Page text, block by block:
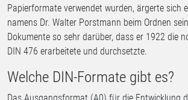
Papierformate verwendet wurden, ärgerte sich
namens Dr. Walter Porstmann beim Ordnen
Dokumente so sehr darüber, dass er 1922 die
DIN 476 erarbeitete und durchsetzte.
Welche DIN-Formate gibt es?